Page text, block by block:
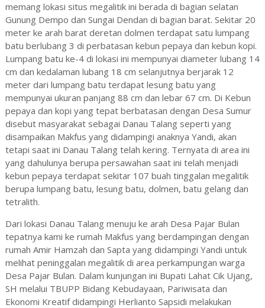
memang lokasi situs megalitik ini berada di bagian selatan
Gunung Dempo dan Sungai Dendan di bagian barat. Sekitar 20
meter ke arah barat deretan dolmen terdapat satu lumpang
batu berlubang 3 di perbatasan kebun pepaya dan kebun kopi.
Lumpang batu ke-4 di lokasi ini mempunyai diameter lubang 14
cm dan kedalaman lubang 18 cm selanjutnya berjarak 12
meter dari lumpang batu terdapat lesung batu yang
mempunyai ukuran panjang 88 cm dan lebar 67 cm. Di Kebun
pepaya dan kopi yang tepat berbatasan dengan Desa Sumur
disebut masyarakat sebagai Danau Talang seperti yang
disampaikan Makfus yang didampingi anaknya Yandi, akan
tetapi saat ini Danau Talang telah kering. Ternyata di area ini
yang dahulunya berupa persawahan saat ini telah menjadi
kebun pepaya terdapat sekitar 107 buah tinggalan megalitik
berupa lumpang batu, lesung batu, dolmen, batu gelang dan
tetralith.
Dari lokasi Danau Talang menuju ke arah Desa Pajar Bulan
tepatnya kami ke rumah Makfus yang berdampingan dengan
rumah Amir Hamzah dan Sapta yang didampingi Yandi untuk
melihat peninggalan megalitik di area perkampungan warga
Desa Pajar Bulan. Dalam kunjungan ini Bupati Lahat Cik Ujang,
SH melalui TBUPP Bidang Kebudayaan, Pariwisata dan
Ekonomi Kreatif didampingi Herlianto Sapsidi melakukan